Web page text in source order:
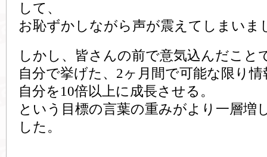
して、
お恥ずかしながら声が震えてしまいま
しかし、皆さんの前で意気込んだこと
自分で挙げた、2ヶ月間で可能な限り
自分を10倍以上に成長させる。
という目標の言葉の重みがより一層増
した。